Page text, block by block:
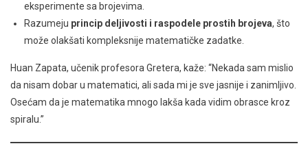
eksperimente sa brojevima.
Razumeju princip deljivosti i raspodele prostih brojeva, što
može olakšati kompleksnije matematičke zadatke.
Huan Zapata, učenik profesora Gretera, kaže: “Nekada sam mislio
da nisam dobar u matematici, ali sada mi je sve jasnije i zanimljivo.
Osećam da je matematika mnogo lakša kada vidim obrasce kroz
spiralu.”